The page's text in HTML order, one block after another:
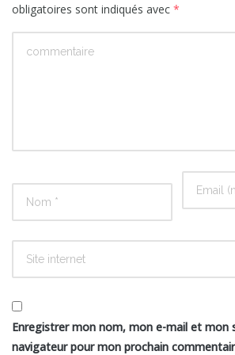
obligatoires sont indiqués avec *
Enregistrer mon nom, mon e-mail et mon
navigateur pour mon prochain